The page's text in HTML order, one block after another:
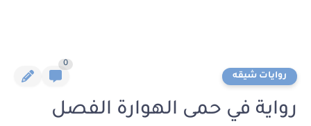
روايات شيقه
0
رواية في حمى الهوارة الفصل